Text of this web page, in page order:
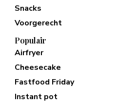
Snacks
Voorgerecht
Populair
Airfryer
Cheesecake
Fastfood Friday
Instant pot